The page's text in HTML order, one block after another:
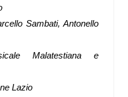
Sambati, Antonello
Malatestiana e
Lazio